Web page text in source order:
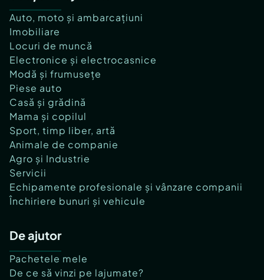
Auto, moto și ambarcațiuni
Imobiliare
Locuri de muncă
Electronice și electrocasnice
Modă și frumusețe
Piese auto
Casă și grădină
Mama și copilul
Sport, timp liber, artă
Animale de companie
Agro și Industrie
Servicii
Echipamente profesionale și vânzare companii
Închiriere bunuri și vehicule
De ajutor
Pachetele mele
De ce să vinzi pe lajumate?